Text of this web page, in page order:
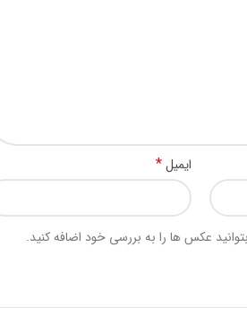
ایمیل*
عکس ها را به بررسی خود اضافه کنید.